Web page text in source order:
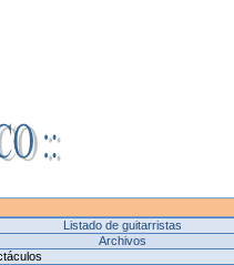
Listado de guitarristas
Archivos